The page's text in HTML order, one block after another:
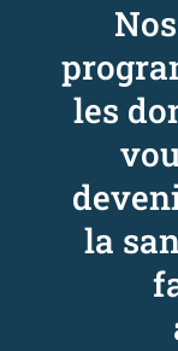
les
la